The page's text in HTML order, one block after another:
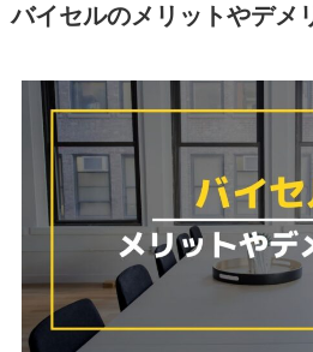
バイセルのメリットやデメ